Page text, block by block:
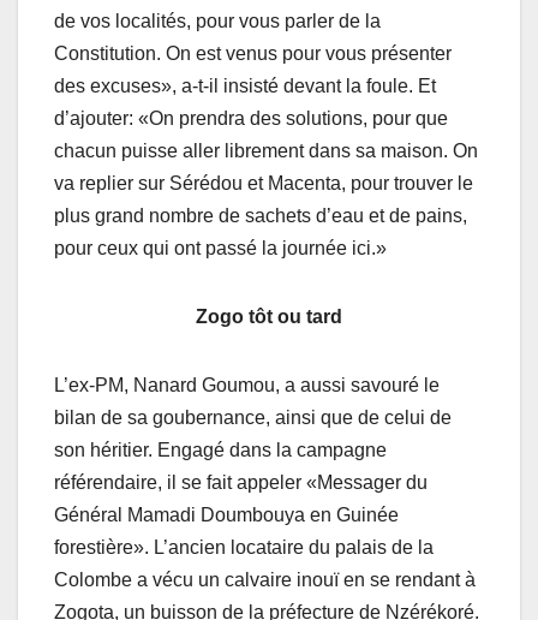
de vos localités, pour vous parler de la
Constitution. On est venus pour vous présenter
des excuses», a-t-il insisté devant la foule. Et
d’ajouter: «On prendra des solutions, pour que
chacun puisse aller librement dans sa maison. On
va replier sur Sérédou et Macenta, pour trouver le
plus grand nombre de sachets d’eau et de pains,
pour ceux qui ont passé la journée ici.»
Zogo tôt ou tard
L’ex-PM, Nanard Goumou, a aussi savouré le
bilan de sa goubernance, ainsi que de celui de
son héritier. Engagé dans la campagne
référendaire, il se fait appeler «Messager du
Général Mamadi Doumbouya en Guinée
forestière». L’ancien locataire du palais de la
Colombe a vécu un calvaire inouï en se rendant à
Zogota, un buisson de la préfecture de Nzérékoré.